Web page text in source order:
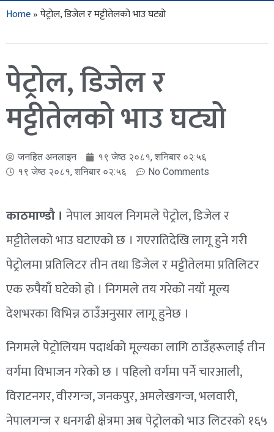
Home»पेट्रोल, डिजेल र मट्टीतेलको भाउ घट्यो
पेट्रोल, डिजेल र
मट्टीतेलको भाउ घट्यो
जनहित अनलाइन
१९ जेष्ठ २०८१, शनिबार ०२:५६
१९ जेष्ठ २०८१, शनिबार ०२:५६
No Comments
काठमाण्डौ । नेपाल आयल निगमले पेट्रोल, डिजेल र
मट्टीतेलको भाउ घटाएको छ । गएरातिदेखि लागू हुने गरी
पेट्रोलमा प्रतिलिटर तीन तथा डिजेल र मट्टीतेलमा प्रतिलिटर
एक रुपैयाँ घटेको हो । निगमले तय गरेको नयाँ मूल्य
देशभरका विभिन्न ठाउँअनुसार लागू हुनेछ ।
निगमले पेट्रोलियम पदार्थको मूल्यका लागि ठाउँहरूलाई तीन
वर्गमा विभाजन गरेको छ । पहिलो वर्गमा पर्ने चारआली,
विराटनगर, वीरगन्ज, जनकपुर, अमलेखगन्ज, भलवारी,
नेपालगन्ज र धनगढी क्षेत्रमा अब पेट्रोलको भाउ लिटरको १६५